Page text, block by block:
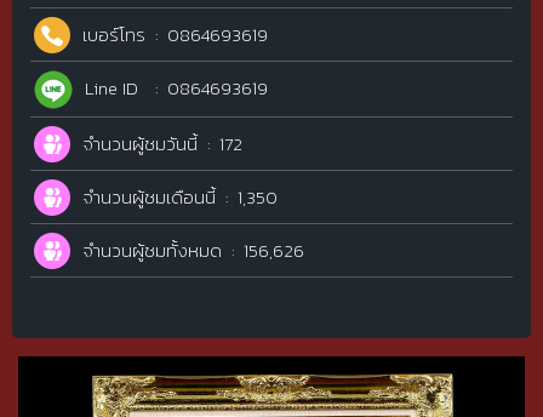
เบอร์โทร
0864693619
Line ID
0864693619
จำนวนผู้ชมวันนี้
172
จำนวนผู้ชมเดือนนี้
1,350
จำนวนผู้ชมทั้งหมด
156,626